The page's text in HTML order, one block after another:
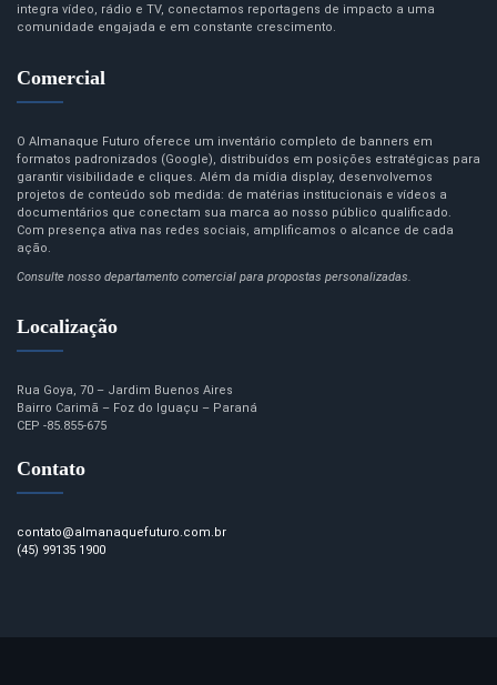
integra vídeo, rádio e TV, conectamos reportagens de impacto a uma
comunidade engajada e em constante crescimento.
Comercial
O Almanaque Futuro oferece um inventário completo de banners em
formatos padronizados (Google), distribuídos em posições estratégicas para
garantir visibilidade e cliques. Além da mídia display, desenvolvemos
projetos de conteúdo sob medida: de matérias institucionais e vídeos a
documentários que conectam sua marca ao nosso público qualificado.
Com presença ativa nas redes sociais, amplificamos o alcance de cada
ação.
Consulte nosso departamento comercial para propostas personalizadas.
Localização
Rua Goya, 70 – Jardim Buenos Aires
Bairro Carimã – Foz do Iguaçu – Paraná
CEP -85.855-675
Contato
contato@almanaquefuturo.com.br
(45) 99135 1900